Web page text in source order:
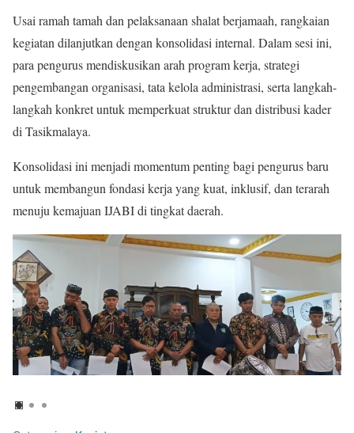
Usai ramah tamah dan pelaksanaan shalat berjamaah, rangkaian
kegiatan dilanjutkan dengan konsolidasi internal. Dalam sesi ini,
para pengurus mendiskusikan arah program kerja, strategi
pengembangan organisasi, tata kelola administrasi, serta langkah-
langkah konkret untuk memperkuat struktur dan distribusi kader
di Tasikmalaya.
Konsolidasi ini menjadi momentum penting bagi pengurus baru
untuk membangun fondasi kerja yang kuat, inklusif, dan terarah
menuju kemajuan IJABI di tingkat daerah.